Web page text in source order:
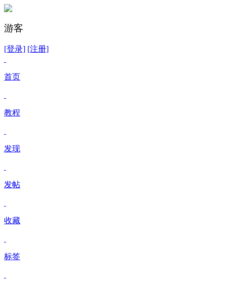
游客
[登录] [注册]
首页
教程
发现
发帖
收藏
标签